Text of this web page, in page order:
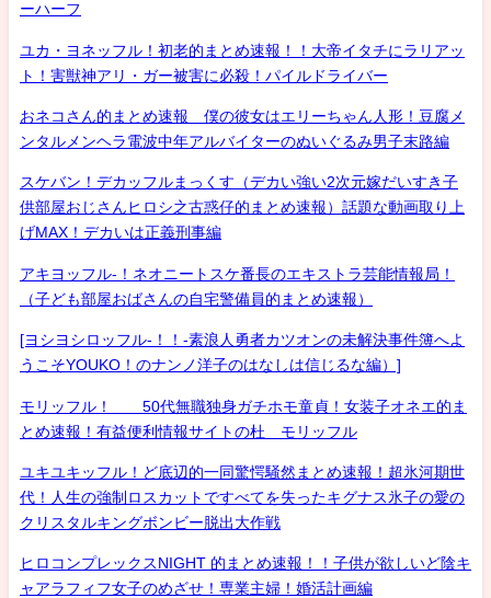
ーハーフ
ユカ・ヨネッフル！初老的まとめ速報！！大帝イタチにラリアッ
ト！害獣神アリ・ガー被害に必殺！パイルドライバー
おネコさん的まとめ速報 僕の彼女はエリーちゃん人形！豆腐メ
ンタルメンヘラ電波中年アルバイターのぬいぐるみ男子末路編
スケバン！デカッフルまっくす（デカい強い2次元嫁だいすき子
供部屋おじさんヒロシ之古惑仔的まとめ速報）話題な動画取り上
げMAX！デカいは正義刑事編
アキヨッフル-！ネオニートスケ番長のエキストラ芸能情報局！
（子ども部屋おばさんの自宅警備員的まとめ速報）
[ヨシヨシロッフル-！！-素浪人勇者カツオンの未解決事件簿へよ
うこそYOUKO！のナンノ洋子のはなしは信じるな編）]
モリッフル！ 50代無職独身ガチホモ童貞！女装子オネエ的ま
とめ速報！有益便利情報サイトの杜 モリッフル
ユキユキッフル！ど底辺的一同驚愕騒然まとめ速報！超氷河期世
代！人生の強制ロスカットですべてを失ったキグナス氷子の愛の
クリスタルキングボンビー脱出大作戦
ヒロコンプレックスNIGHT 的まとめ速報！！子供が欲しいど陰キ
ャアラフィフ女子のめざせ！専業主婦！婚活計画編